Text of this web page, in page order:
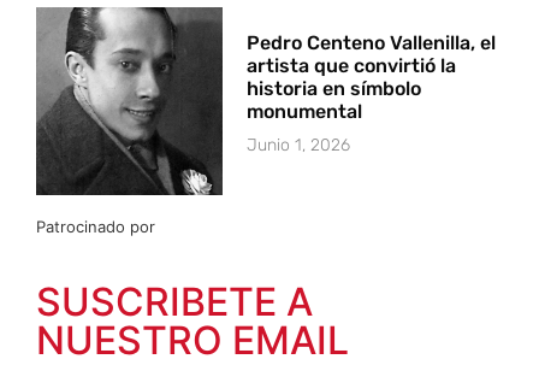
Pedro Centeno Vallenilla, el
artista que convirtió la
historia en símbolo
monumental
Junio 1, 2026
Patrocinado por
SUSCRIBETE A
NUESTRO EMAIL